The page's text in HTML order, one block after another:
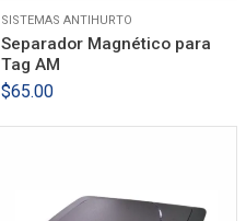
SISTEMAS ANTIHURTO
Separador Magnético para
Tag AM
$65.00